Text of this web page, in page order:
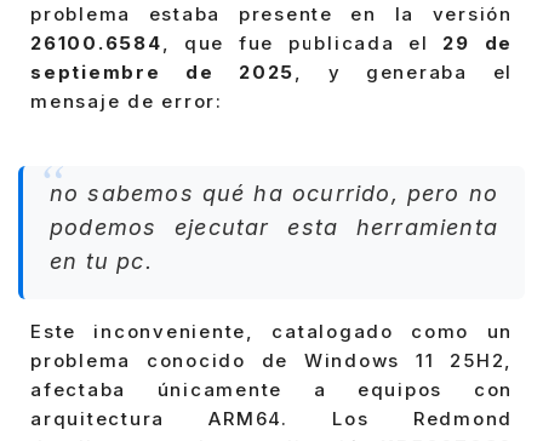
problema estaba presente en la versión
26100.6584, que fue publicada el 29 de
septiembre de 2025, y generaba el
mensaje de error:
no sabemos qué ha ocurrido, pero no
podemos ejecutar esta herramienta
en tu pc.
Este inconveniente, catalogado como un
problema conocido de Windows 11 25H2,
afectaba únicamente a equipos con
arquitectura ARM64. Los Redmond